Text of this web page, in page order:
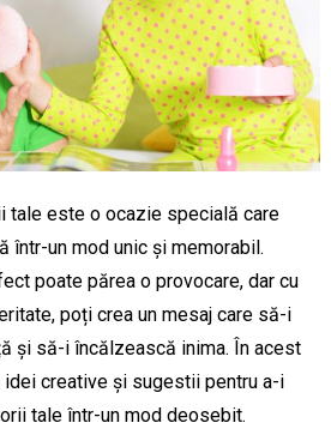
tale este o ocazie specială care
un mod unic și memorabil.
poate părea o provocare, dar cu
poți crea un mesaj care să-i
și să-i încălzească inima. În acest
creative și sugestii pentru a-i
tale într-un mod deosebit.